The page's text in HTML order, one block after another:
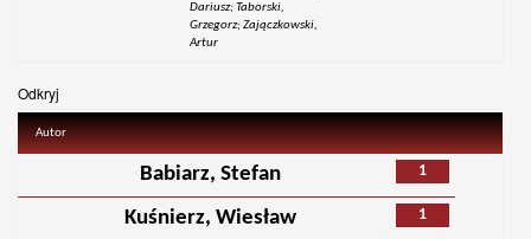
Dariusz; Taborski,
Grzegorz; Zajączkowski,
Artur
Odkryj
Autor
1
Babiarz, Stefan
1
Kuśnierz, Wiesław